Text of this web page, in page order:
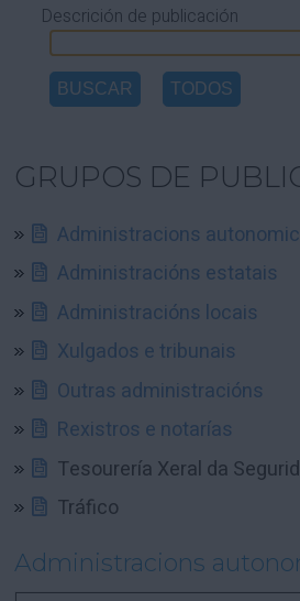
AXUDA
Descrición de publicación
GRUPOS DE
Administracions
Administracións estatais
Administracións locais
Xulgados e tribunais
Outras administracións
Rexistros e notarías
Tesourería Xeral da
Tráfico
Administracions